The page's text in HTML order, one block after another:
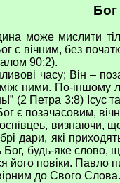
Бог
мислити
вічним, без
90:2).
часу; Він –
між ними. По-
(2 Петра 3:8)
є позачасовим,
визнаючи,
дари, які
будь-яке
його повіки.
до Свого